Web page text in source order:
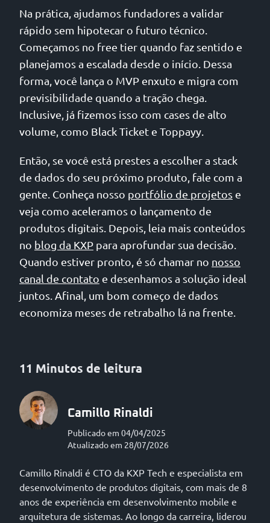
Na prática, ajudamos fundadores a validar
rápido sem hipotecar o futuro técnico.
Começamos no free tier quando faz sentido e
planejamos a escalada desde o início. Dessa
forma, você lança o MVP enxuto e migra com
previsibilidade quando a tração chega.
Inclusive, já fizemos isso com cases de alto
volume, como Black Ticket e Toppayy.
Então, se você está prestes a escolher a stack
de dados do seu próximo produto, fale com a
gente. Conheça nosso portfólio de projetos e
veja como aceleramos o lançamento de
produtos digitais. Depois, leia mais conteúdos
no blog da KXP para aprofundar sua decisão.
Quando estiver pronto, é só chamar no nosso
canal de contato e desenhamos a solução ideal
juntos. Afinal, um bom começo de dados
economiza meses de retrabalho lá na frente.
11 Minutos de leitura
Camillo Rinaldi
Publicado em 04/04/2025
Atualizado em 28/07/2026
Camillo Rinaldi é CTO da KXP Tech e especialista em
desenvolvimento de produtos digitais, com mais de 8
anos de experiência em desenvolvimento mobile e
arquitetura de sistemas. Ao longo da carreira, liderou